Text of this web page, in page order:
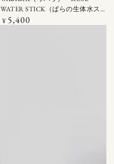
ダ
ー
WATER STICK（ばらの生体水ス
ティック） 150ML（5ML×30包）
定
¥ 5,400